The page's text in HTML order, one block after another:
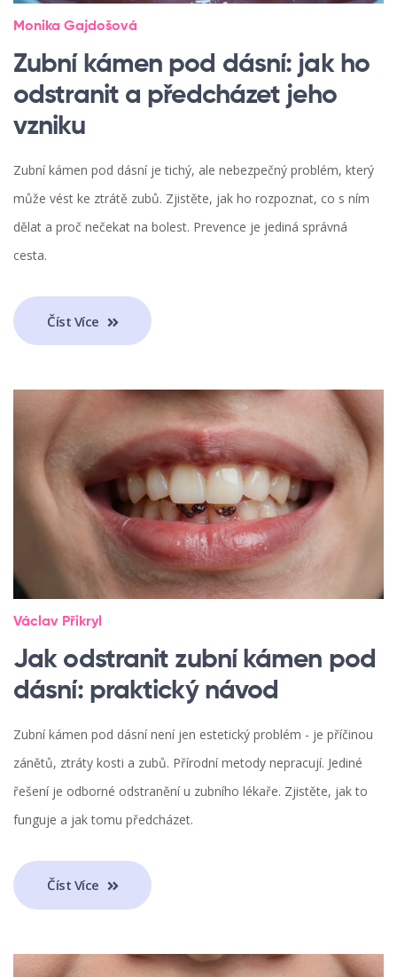
Monika Gajdošová
Zubní kámen pod dásní: jak ho
odstranit a předcházet jeho
vzniku
Zubní kámen pod dásní je tichý, ale nebezpečný problém, který
může vést ke ztrátě zubů. Zjistěte, jak ho rozpoznat, co s ním
dělat a proč nečekat na bolest. Prevence je jediná správná
cesta.
Číst Více
Václav Přikryl
Jak odstranit zubní kámen pod
dásní: praktický návod
Zubní kámen pod dásní není jen estetický problém - je příčinou
zánětů, ztráty kosti a zubů. Přírodní metody nepracují. Jediné
řešení je odborné odstranění u zubního lékaře. Zjistěte, jak to
funguje a jak tomu předcházet.
Číst Více